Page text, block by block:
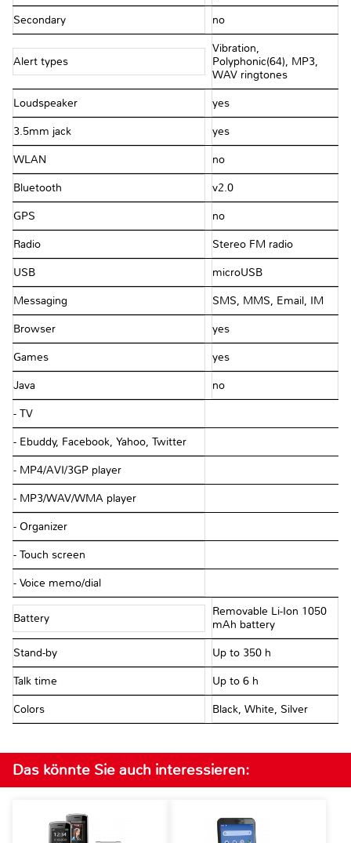
Secondary no
Alert types
Vibration,
Polyphonic(64), MP3,
WAV ringtones
Loudspeaker yes
3.5mm jack yes
WLAN no
Bluetooth v2.0
GPS no
Radio Stereo FM radio
USB microUSB
Messaging SMS, MMS, Email, IM
Browser yes
Games yes
Java no
- TV
- Ebuddy, Facebook, Yahoo, Twitter
- MP4/AVI/3GP player
- MP3/WAV/WMA player
- Organizer
- Touch screen
- Voice memo/dial
Battery
Removable Li-Ion 1050
mAh battery
Stand-by Up to 350 h
Talk time Up to 6 h
Colors Black, White, Silver
Das könnte Sie auch interessieren: